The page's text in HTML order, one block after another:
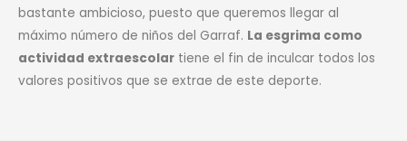
bastante ambicioso, puesto que queremos llegar al
máximo número de niños del Garraf. La esgrima como
actividad extraescolar tiene el fin de inculcar todos los
valores positivos que se extrae de este deporte.